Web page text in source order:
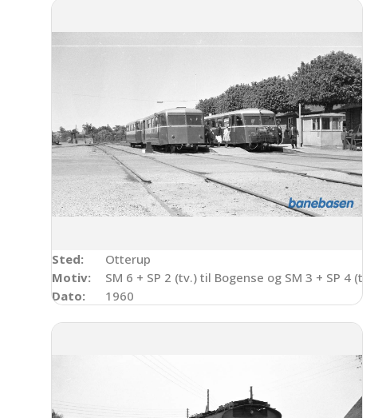
Sted:
Otterup
Motiv:
SM 6 + SP 2 (tv.) til Bogense og SM 3 + SP 4
Dato:
1960